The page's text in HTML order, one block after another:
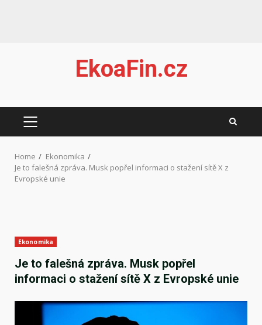
EkoaFin.cz
PRIMARY
Home
Ekonomika
Je to falešná zpráva. Musk popřel informaci o stažení sítě X z
Evropské unie
Ekonomika
Je to falešná zpráva. Musk popřel
informaci o stažení sítě X z Evropské unie